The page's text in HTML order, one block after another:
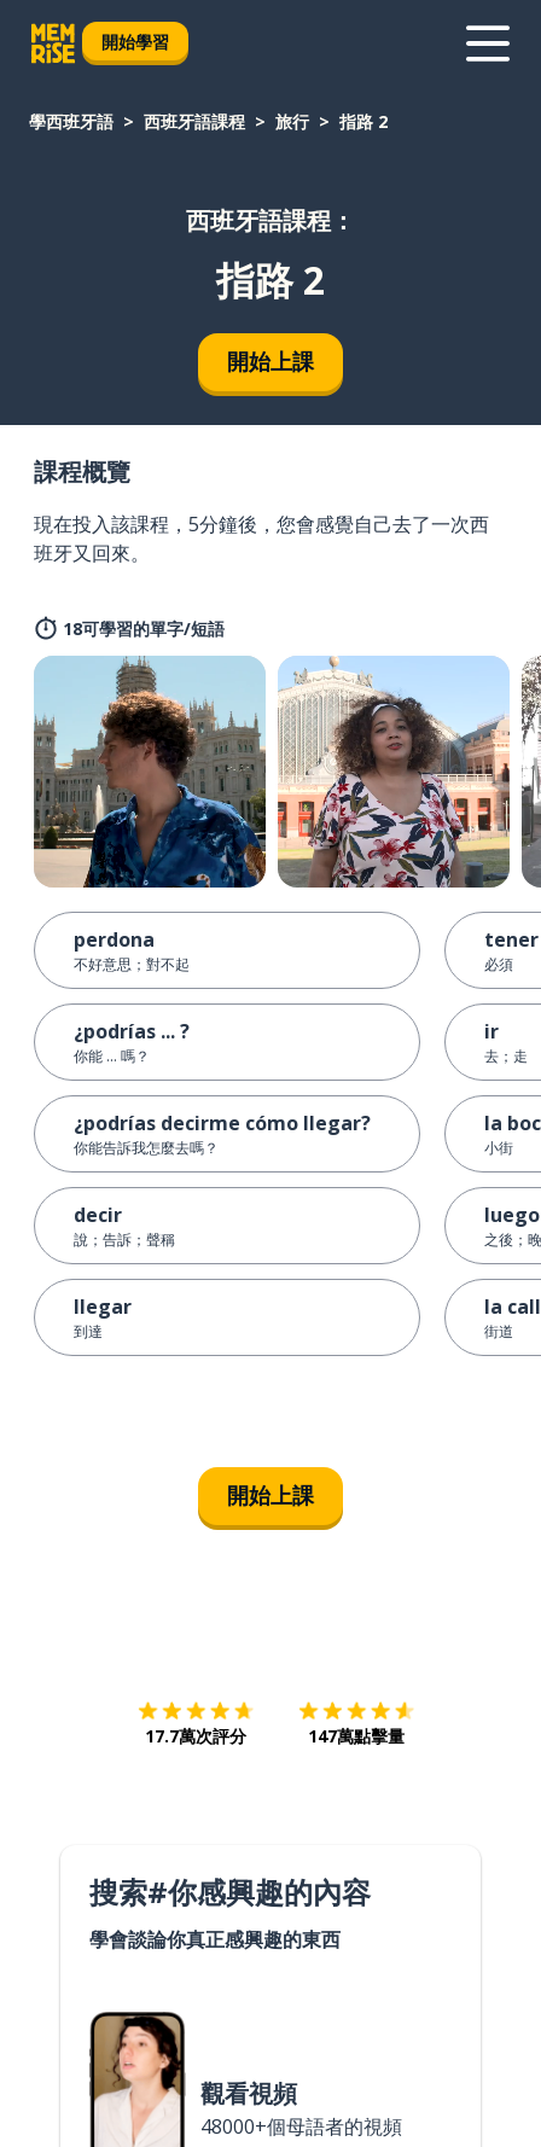
開始學習
學西班牙語 西班牙語課程 旅行 指路 2
西班牙語課程：
指路 2
開始上課
課程概覽
現在投入該課程，5分鐘後，您會感覺自己去了一次西
班牙又回來。
18可學習的單字/短語
perdona
不好意思；對不起
¿podrías ... ?
你能 ... 嗎？
¿podrías decirme cómo llegar?
你能告訴我怎麼去嗎？
decir
說；告訴；聲稱
llegar
到達
必須
ir
去；走
la
小街
luego
之後；
la
街道
開始上課
17.7萬次評分 147萬點擊量
搜索#你感興趣的內容
學會談論你真正感興趣的東西
觀看視頻
48000+個母語者的視頻